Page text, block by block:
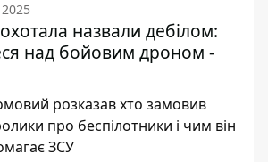
назвали дебілом:
над бойовим дроном -
розказав хто замовив
про беспілотники і чим він
ЗСУ